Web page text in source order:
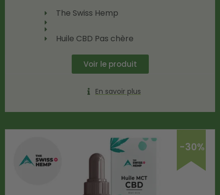
The Swiss Hemp
Huile CBD Pas chère
Voir le produit
En savoir plus
-30%